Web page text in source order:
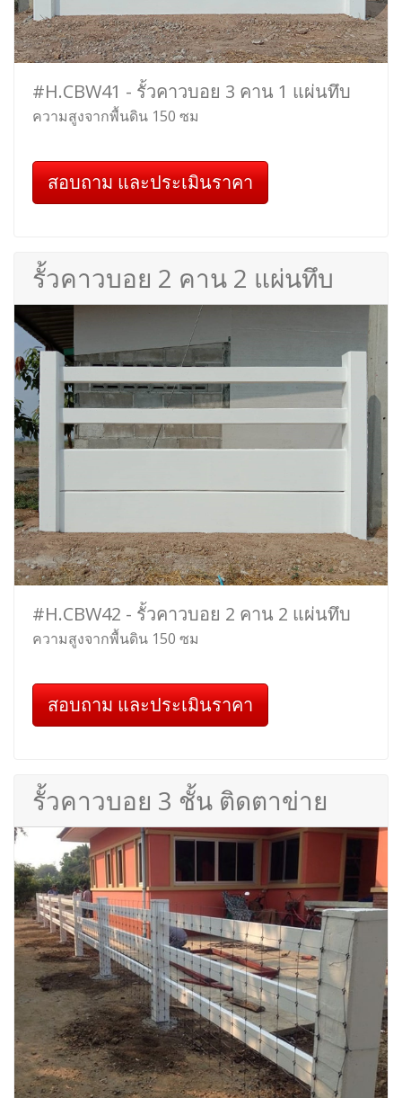
#H.CBW41 - รั้วคาวบอย 3 คาน 1 แผ่นทึบ
ความสูงจากพื้นดิน 150 ซม
สอบถาม และประเมินราคา
รั้วคาวบอย 2 คาน 2 แผ่นทึบ
#H.CBW42 - รั้วคาวบอย 2 คาน 2 แผ่นทึบ
ความสูงจากพื้นดิน 150 ซม
สอบถาม และประเมินราคา
รั้วคาวบอย 3 ชั้น ติดตาข่าย